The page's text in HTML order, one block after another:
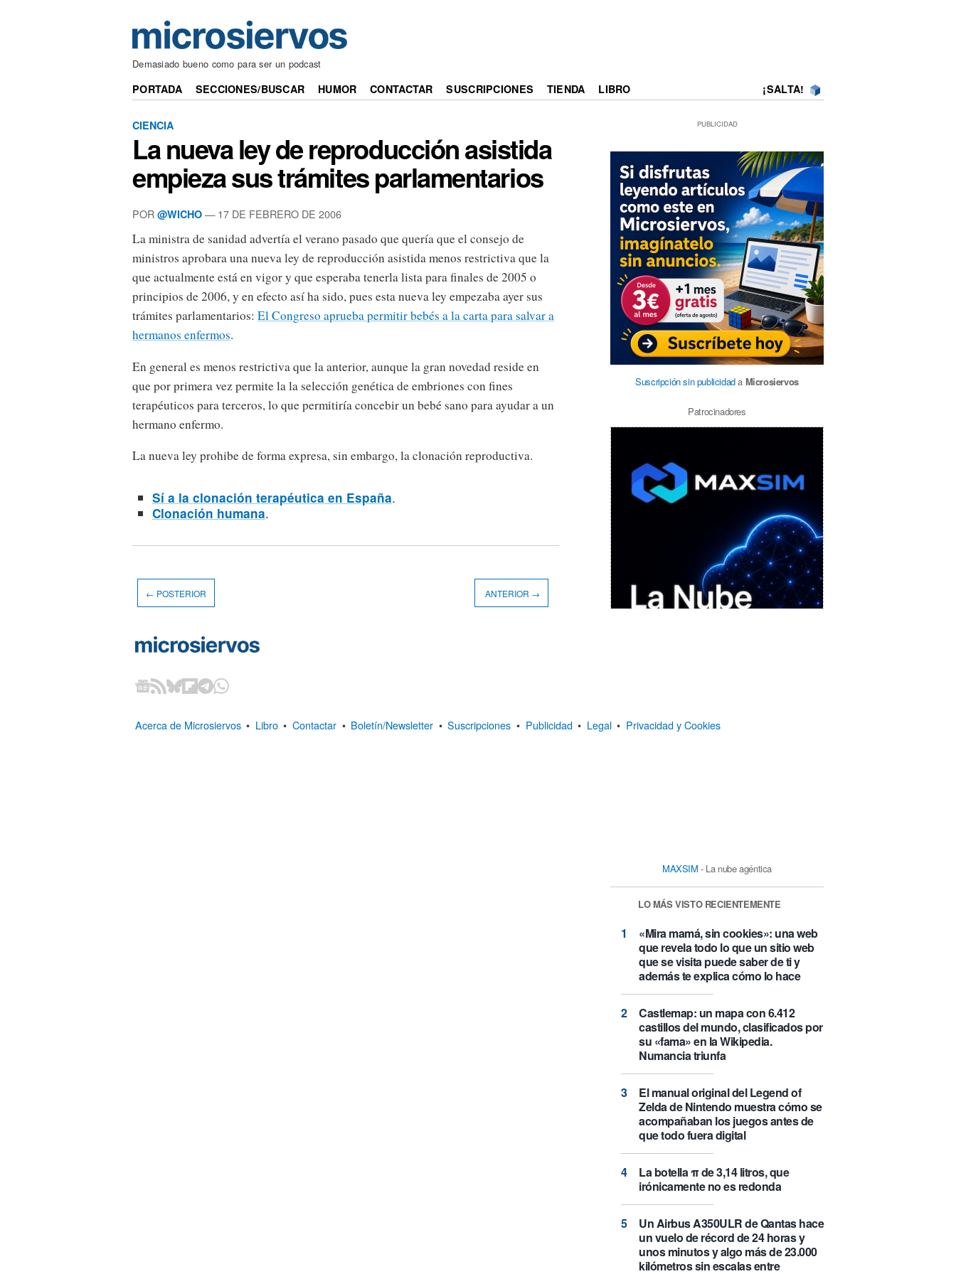
Demasiado bueno como para ser un podcast
PORTADA SECCIONES/BUSCAR HUMOR CONTACTAR SUSCRIPCIONES TIENDA LIBRO ¡SALTA!
CIENCIA
La nueva ley de reproducción asistida
empieza sus trámites parlamentarios
POR @WICHO — 17 DE FEBRERO DE 2006
La ministra de sanidad advertía el verano pasado que quería que el consejo de
ministros aprobara una nueva ley de reproducción asistida menos restrictiva que la
que actualmente está en vigor y que esperaba tenerla lista para finales de 2005 o
principios de 2006, y en efecto así ha sido, pues esta nueva ley empezaba ayer sus
trámites parlamentarios: El Congreso aprueba permitir bebés a la carta para salvar a
hermanos enfermos.
En general es menos restrictiva que la anterior, aunque la gran novedad reside en
que por primera vez permite la la selección genética de embriones con fines
terapéuticos para terceros, lo que permitiría concebir un bebé sano para ayudar a un
hermano enfermo.
La nueva ley prohibe de forma expresa, sin embargo, la clonación reproductiva.
Sí a la clonación terapéutica en España.
Clonación humana.
PUBLICIDAD
Suscripción sin publicidada Microsiervos
Patrocinadores
MAXSIM - La nube agéntica
LO MÁS VISTO RECIENTEMENTE
«Mira mamá, sin cookies»: una web
que revela todo lo que un sitio web
que se visita puede saber de ti y
además te explica cómo lo hace
Castlemap: un mapa con 6.412
castillos del mundo, clasificados por
su «fama» en la Wikipedia.
Numancia triunfa
El manual original del Legend of
Zelda de Nintendo muestra cómo se
acompañaban los juegos antes de
que todo fuera digital
La botella π de 3,14 litros, que
irónicamente no es redonda
Un Airbus A350ULR de Qantas hace
un vuelo de récord de 24 horas y
unos minutos y algo más de 23.000
kilómetros sin escalas entre
← POSTERIOR ANTERIOR →
Acerca de Microsiervos • Libro • Contactar • Boletín/Newsletter • Suscripciones • Publicidad • Legal • Privacidad y Cookies